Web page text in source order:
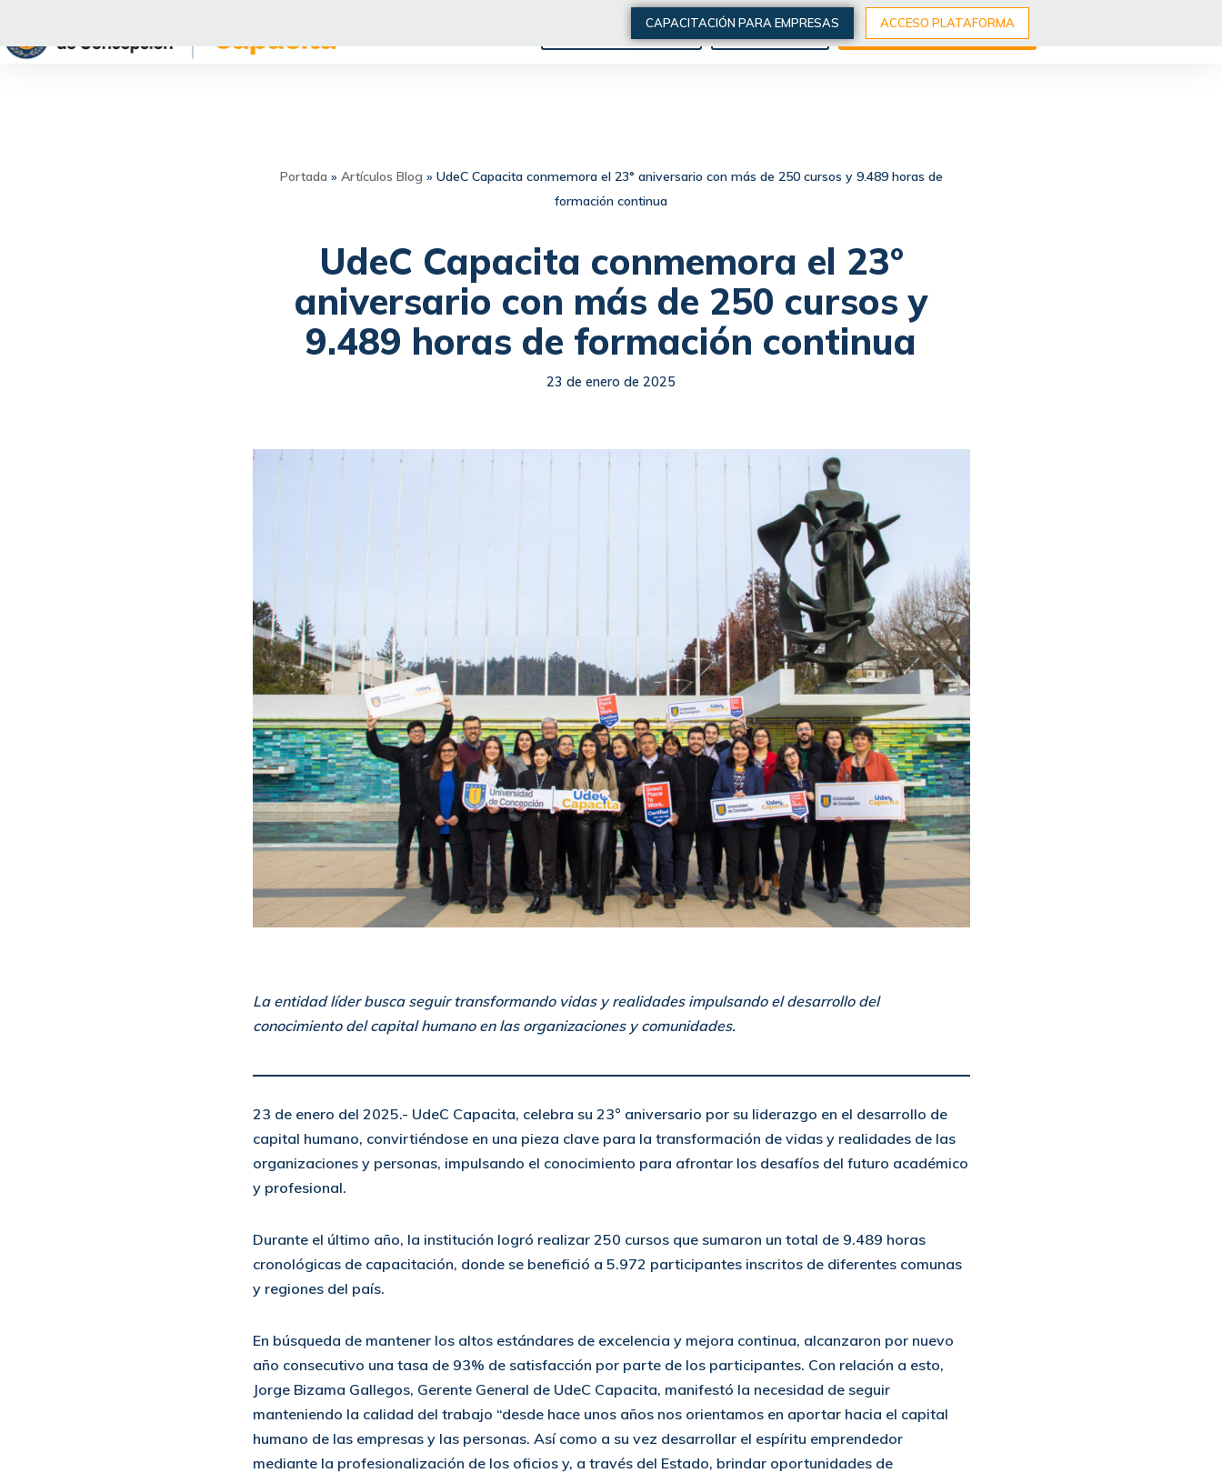
Saltar
CAPACITACIÓN PARA EMPRESAS ACCESO PLATAFORMA
ARTÍCULOS DE INTERÉS QUIÉNES SOMOS EXPLORA NUESTROS CURSOS
Portada » Artículos Blog » UdeC Capacita conmemora el 23° aniversario con más de 250 cursos y 9.489 horas de
formación continua
UdeC Capacita conmemora el 23°
aniversario con más de 250 cursos y
9.489 horas de formación continua
23 de enero de 2025
La entidad líder busca seguir transformando vidas y realidades impulsando el desarrollo del
conocimiento del capital humano en las organizaciones y comunidades.
23 de enero del 2025.- UdeC Capacita, celebra su 23° aniversario por su liderazgo en el desarrollo de
capital humano, convirtiéndose en una pieza clave para la transformación de vidas y realidades de las
organizaciones y personas, impulsando el conocimiento para afrontar los desafíos del futuro académico
y profesional.
Durante el último año, la institución logró realizar 250 cursos que sumaron un total de 9.489 horas
cronológicas de capacitación, donde se benefició a 5.972 participantes inscritos de diferentes comunas
y regiones del país.
En búsqueda de mantener los altos estándares de excelencia y mejora continua, alcanzaron por nuevo
año consecutivo una tasa de 93% de satisfacción por parte de los participantes. Con relación a esto,
Jorge Bizama Gallegos, Gerente General de UdeC Capacita, manifestó la necesidad de seguir
manteniendo la calidad del trabajo “desde hace unos años nos orientamos en aportar hacia el capital
humano de las empresas y las personas. Así como a su vez desarrollar el espíritu emprendedor
mediante la profesionalización de los oficios y, a través del Estado, brindar oportunidades de